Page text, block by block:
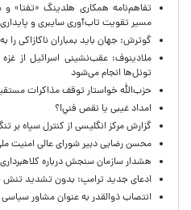
تفاهم‌نامه همکاری هلدینگ «تفتا» و
مسیر تقویت تاب‌آوری سایبری و
گوترش: جهان باید بمباران ناکازاکی را
ملادینوف: عقب‌نشینی اسرائیل از
تونل‌ها انجام می‌شود
حزب‌الله خواستار توقف مذاکرات
امداد غیبی يا نقص فني!؟
گزارش مرکز انگلیسی از کنترل سپاه بر
محسن رضایی دبیر شورای عالی امنیت
هشدار سازمان سنجش درباره
ادعای جدید ترامپ: بدون تشدید تنش
انتصاب ذوالقدر به عنوان مشاور